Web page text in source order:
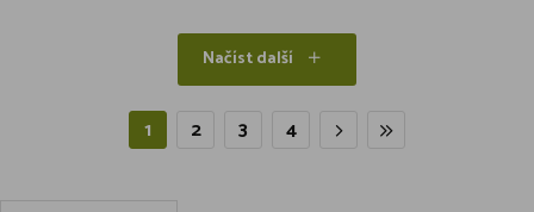
Načíst další
1 2 3 4